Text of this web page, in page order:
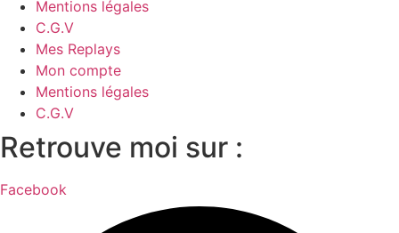
Mentions légales
C.G.V
Mes Replays
Mon compte
Mentions légales
C.G.V
Retrouve moi sur :
Facebook